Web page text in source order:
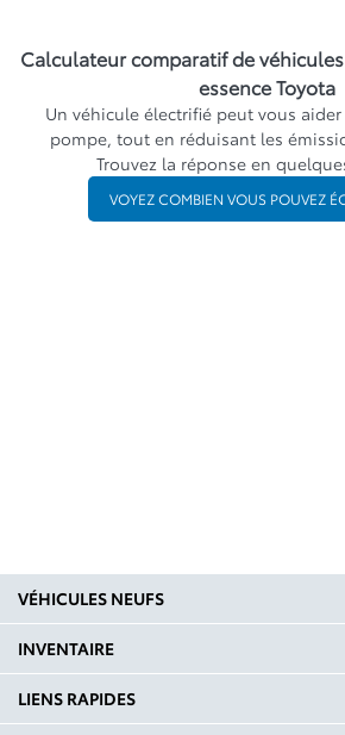
Calculateur comparatif de
essence Toyota
Un véhicule électrifié peut vous
pompe, tout en réduisant les
Trouvez la réponse en
VOYEZ COMBIEN VOUS POUVEZ
VÉHICULES NEUFS
INVENTAIRE
LIENS RAPIDES